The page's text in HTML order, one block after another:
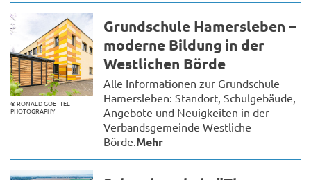
© RONALD GOETTEL
PHOTOGRAPHY
Grundschule Hamersleben –
moderne Bildung in der
Westlichen Börde
Alle Informationen zur Grundschule
Hamersleben: Standort, Schulgebäude,
Angebote und Neuigkeiten in der
Verbandsgemeinde Westliche
Börde.Mehr